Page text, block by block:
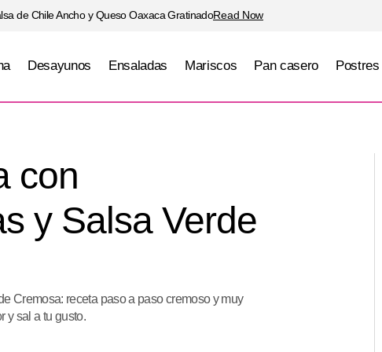
de Chile Ancho y Queso Oaxaca GratinadoRead Now
Desayunos Ensaladas Mariscos Pan casero Postres
con Calabacitas Asadas y Salsa Verde Cremosa
con
y Salsa Verde
Cremosa: receta paso a paso cremoso y muy
y sal a tu gusto.